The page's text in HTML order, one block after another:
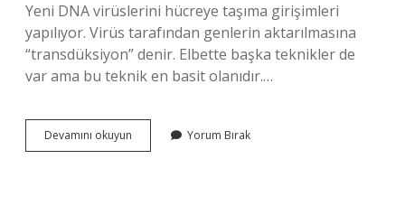
Yeni DNA virüslerini hücreye taşıma girişimleri
yapılıyor. Virüs tarafından genlerin aktarılmasına
“transdüksiyon” denir. Elbette başka teknikler de
var ama bu teknik en basit olanıdır.…
Devamını okuyun
Tedavisi
Yorum Bırak